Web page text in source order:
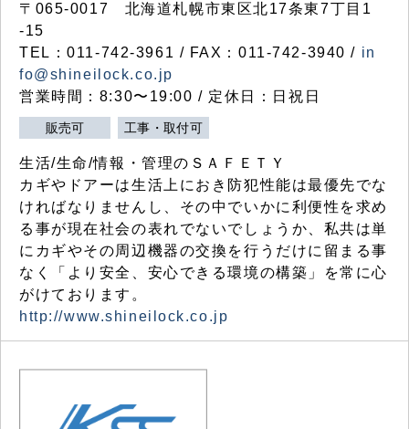
〒065-0017 北海道札幌市東区北17条東7丁目1
-15
TEL：011-742-3961 / FAX：011-742-3940 / in
fo@shineilock.co.jp
営業時間：8:30〜19:00 / 定休日：日祝日
販売可 工事・取付可
生活/生命/情報・管理のＳＡＦＥＴＹ
カギやドアーは生活上におき防犯性能は最優先でな
ければなりませんし、その中でいかに利便性を求め
る事が現在社会の表れでないでしょうか、私共は単
にカギやその周辺機器の交換を行うだけに留まる事
なく「より安全、安心できる環境の構築」を常に心
がけております。
http://www.shineilock.co.jp